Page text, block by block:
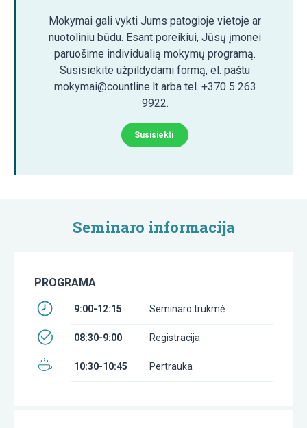
Mokymai gali vykti Jums patogioje vietoje ar
nuotoliniu būdu. Esant poreikiui, Jūsų įmonei
paruošime individualią mokymų programą.
Susisiekite užpildydami formą, el. paštu
mokymai@countline.lt arba tel. +370 5 263
9922.
Susisiekti
Seminaro informacija
PROGRAMA
9:00-12:15 Seminaro trukmė
08:30-9:00 Registracija
10:30-10:45 Pertrauka